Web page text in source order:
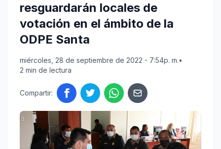
resguardarán locales de
votación en el ámbito de la
ODPE Santa
miércoles, 28 de septiembre de 2022 - 7:54p. m.•
2 min de lectura
Compartir: